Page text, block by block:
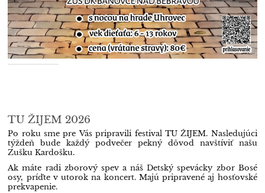
TU ŽIJEM 2026
Po roku sme pre Vás pripravili festival TU ŽIJEM. Nasledujúci
týždeň bude každý podvečer pekný dôvod navštíviť našu
Zušku Kardošku.
Ak máte radi zborový spev a náš Detský spevácky zbor Bosé
osy, príďte v utorok na koncert. Majú pripravené aj hosťovské
prekvapenie.